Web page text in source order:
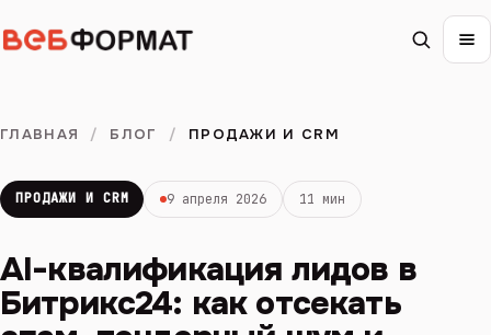
ГЛАВНАЯ / БЛОГ / ПРОДАЖИ И CRM
ПРОДАЖИ И CRM 9 апреля 2026 11 мин
AI-квалификация лидов в
Битрикс24: как отсекать